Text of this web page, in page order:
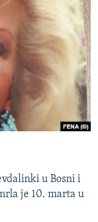
u Bosni i
je 10. marta u